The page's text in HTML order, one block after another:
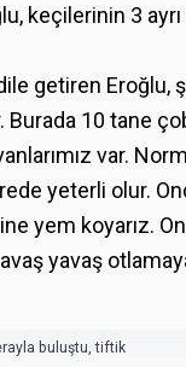
keçilerinin 3
getiren Eroğlu,
10 tane
var.
yeterli olur.
yem koyarız.
yavaş
buluştu ,tiftik